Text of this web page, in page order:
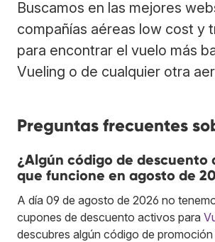
Buscamos en las mejores
compañías aéreas low cost y
para encontrar el vuelo más
Vueling o de cualquier otra
Preguntas frecuentes
¿Algún código de descuento
que funcione en agosto de
A día 09 de agosto de 2026 no
cupones de descuento activos para
descubres algún código de